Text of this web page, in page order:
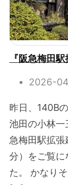
『阪急梅田
2026-
昨日、140B
池田の小林
急梅田駅拡
分）をご覧
た。 かなり